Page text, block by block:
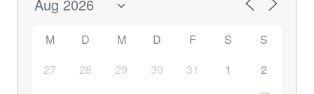
M D M D F S
S
27
28 29 30 31 1 2